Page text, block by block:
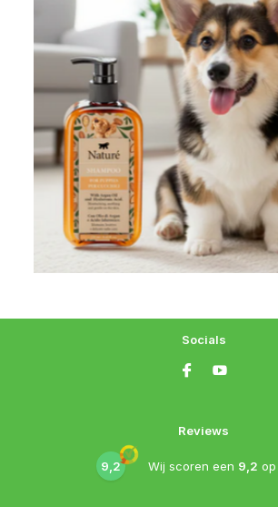
Reviews
9,2 Wij scoren een 9,2 op
Socials